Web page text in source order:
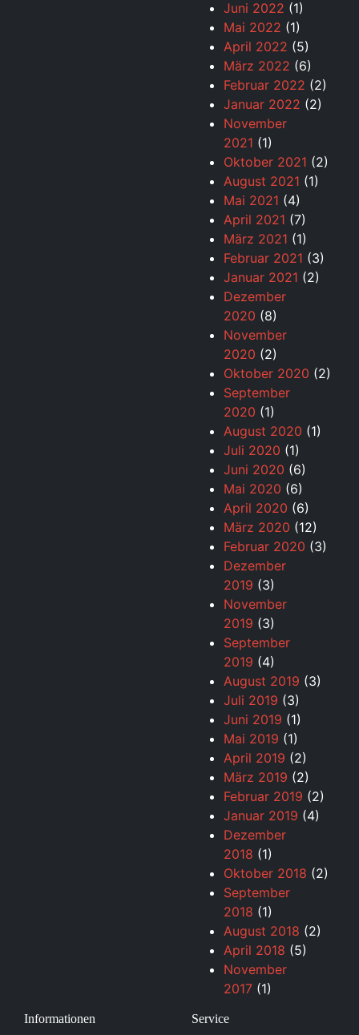
Juni 2022 (1)
Mai 2022 (1)
April 2022 (5)
März 2022 (6)
Februar 2022 (2)
Januar 2022 (2)
November
2021 (1)
Oktober 2021 (2)
August 2021 (1)
Mai 2021 (4)
April 2021 (7)
März 2021 (1)
Februar 2021 (3)
Januar 2021 (2)
Dezember
2020 (8)
November
2020 (2)
Oktober 2020 (2)
September
2020 (1)
August 2020 (1)
Juli 2020 (1)
Juni 2020 (6)
Mai 2020 (6)
April 2020 (6)
März 2020 (12)
Februar 2020 (3)
Dezember
2019 (3)
November
2019 (3)
September
2019 (4)
August 2019 (3)
Juli 2019 (3)
Juni 2019 (1)
Mai 2019 (1)
April 2019 (2)
März 2019 (2)
Februar 2019 (2)
Januar 2019 (4)
Dezember
2018 (1)
Oktober 2018 (2)
September
2018 (1)
August 2018 (2)
April 2018 (5)
November
2017 (1)
Informationen Service